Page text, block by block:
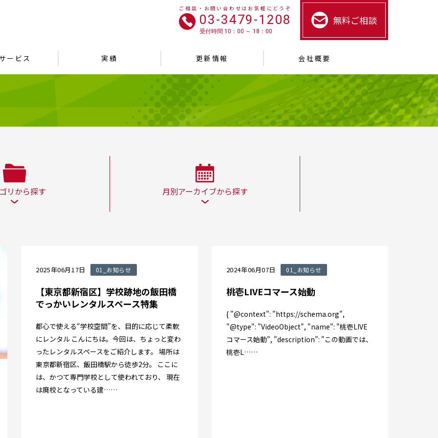
ご相談・お問い合わせはお気軽にどうぞ
03-3479-1208
受付時間 10：00 ～ 18：00
無料ご相談
ービス 実績 更新情報 会社概要
リから探す 月別アーカイブから探す
2025年06月17日 01_お知らせ
【東京都新宿区】学校跡地の飯田橋
でっかいレンタルスペース特集
都心で使える“学校空間”を、目的に応じて柔軟
にレンタル こんにちは。今回は、ちょっと変わ
ったレンタルスペースをご紹介します。 場所は
東京都新宿区、飯田橋駅から徒歩2分。 ここに
は、かつて専門学校として使われており、 現在
は廃校となっている建……
2024年06月07日 01_お知らせ
桃壱LIVEコマース始動
{ "@context": "https://schema.org",
"@type": "VideoObject", "name": "桃壱LIVE
コマース始動", "description": "この動画では、
桃壱L……